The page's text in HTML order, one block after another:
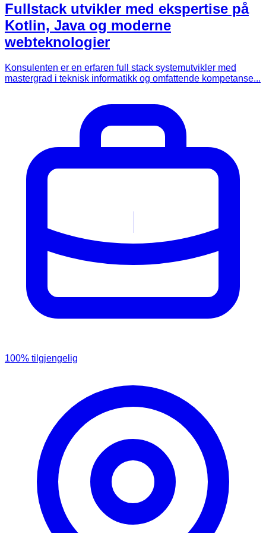
Fullstack utvikler med ekspertise på
Kotlin, Java og moderne
webteknologier
Konsulenten er en erfaren full stack systemutvikler med
mastergrad i teknisk informatikk og omfattende kompetanse...
100% tilgjengelig